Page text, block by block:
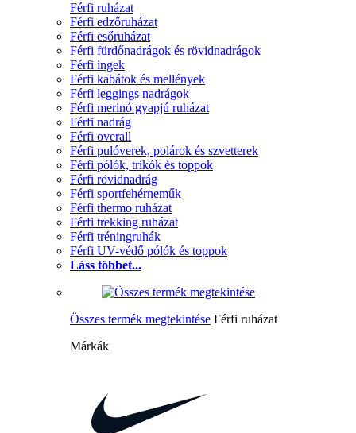
Férfi ruházat
Férfi edzőruházat
Férfi esőruházat
Férfi fürdőnadrágok és rövidnadrágok
Férfi ingek
Férfi kabátok és mellények
Férfi leggings nadrágok
Férfi merinó gyapjú ruházat
Férfi nadrág
Férfi overall
Férfi pulóverek, polárok és szvetterek
Férfi pólók, trikók és toppok
Férfi rövidnadrág
Férfi sportfehérneműk
Férfi thermo ruházat
Férfi trekking ruházat
Férfi tréningruhák
Férfi UV-védő pólók és toppok
Láss többet...
Összes termék megtekintése Férfi ruházat
Márkák